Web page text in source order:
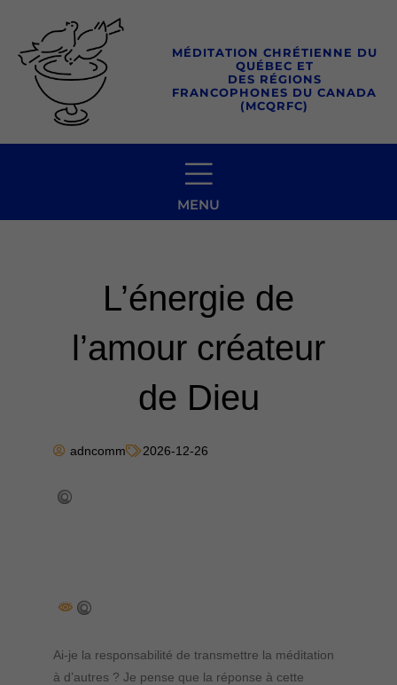
contenu
MÉDITATION CHRÉTIENNE DU
QUÉBEC ET
DES RÉGIONS
FRANCOPHONES DU CANADA
(MCQRFC)
MENU
L’énergie de
l’amour créateur
de Dieu
adncomm 2026-12-26
Ai-je la responsabilité de transmettre la méditation
à d’autres ? Je pense que la réponse à cette